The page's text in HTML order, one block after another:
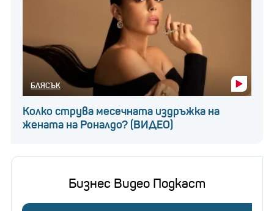
БЛЯСЪК
Колко струва месечната издръжка на
жената на Роналдо? (ВИДЕО)
Бизнес Видео Подкаст